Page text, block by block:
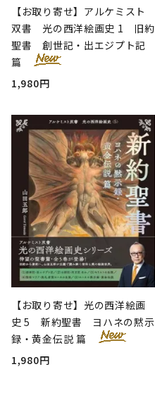
【お取り寄せ】アルケミスト
双書 光の西洋絵画史 1 旧約
聖書 創世記・出エジプト記
篇
1,980円
【お取り寄せ】光の西洋絵画
史 5 新約聖書 ヨハネの黙示
録・黄金伝説 篇
1,980円